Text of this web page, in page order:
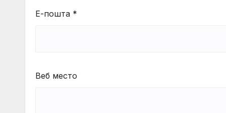
Е-пошта *
Веб место